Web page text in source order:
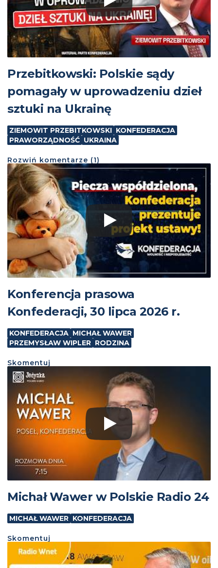
Przebitkowski: Polskie sądy
pomagały w uprowadzeniu dzieł
sztuki na Ukrainę
ZIEMOWIT PRZEBITKOWSKI KONFEDERACJA
PRAWORZĄDNOŚĆ UKRAINA
Rozwiń komentarze (1)
Konferencja prasowa
Konfederacji, 30 lipca 2026 r.
KONFEDERACJA MICHAŁ WAWER
PRZEMYSŁAW WIPLER RODZINA
Skomentuj
Michał Wawer w Polskie Radio 24
MICHAŁ WAWER KONFEDERACJA
Skomentuj